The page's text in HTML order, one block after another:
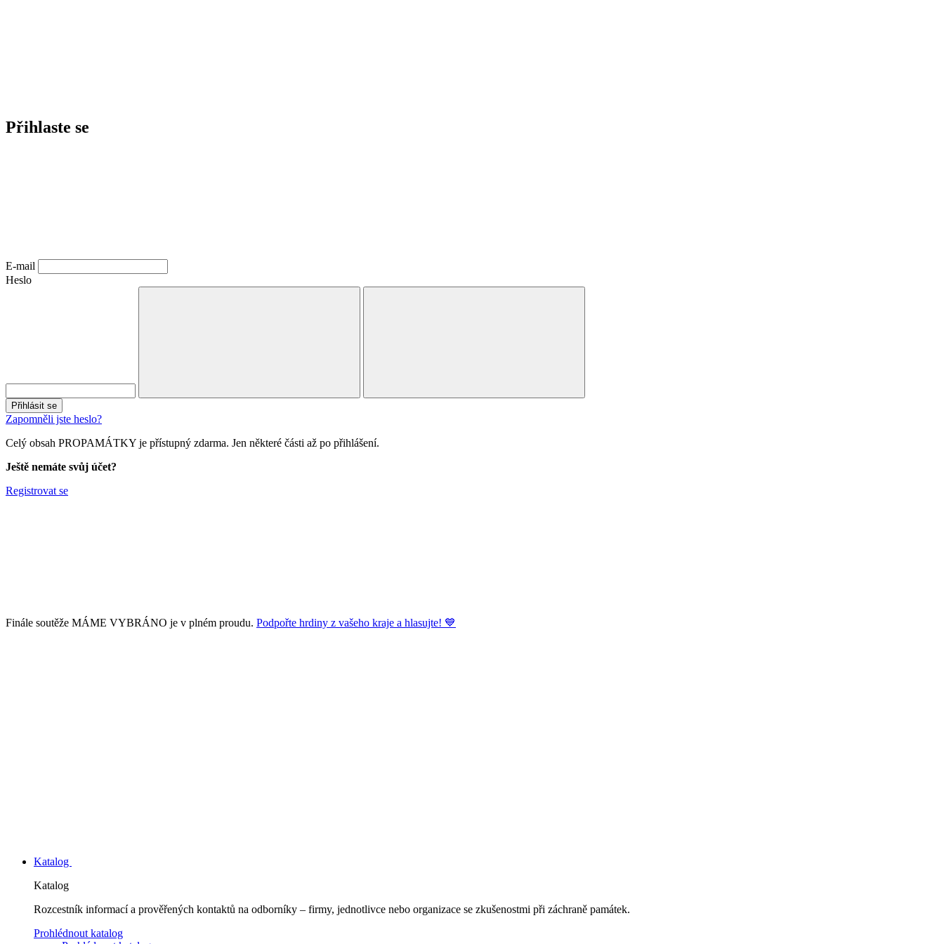
Přihlaste se
E-mail
Heslo
Přihlásit se
Zapomněli jste heslo?
Celý obsah PROPAMÁTKY je přístupný zdarma. Jen některé části až po přihlášení.
Ještě nemáte svůj účet?
Registrovat se
Finále soutěže MÁME VYBRÁNO je v plném proudu. Podpořte hrdiny z vašeho kraje a hlasujte! 💙
Katalog
Katalog
Rozcestník informací a prověřených kontaktů na odborníky – firmy, jednotlivce nebo organizace se zkušenostmi při záchraně památek.
Prohlédnout katalog